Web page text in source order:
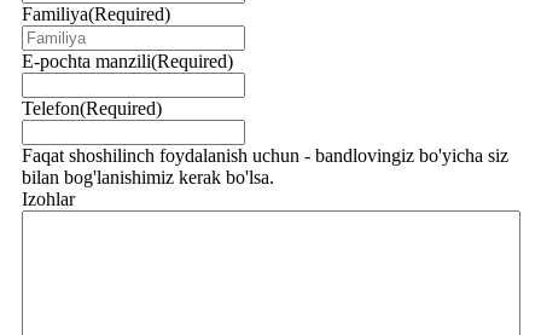
Familiya(Required)
E-pochta manzili(Required)
Telefon(Required)
Faqat shoshilinch foydalanish uchun - bandlovingiz bo'yicha siz
bilan bog'lanishimiz kerak bo'lsa.
Izohlar